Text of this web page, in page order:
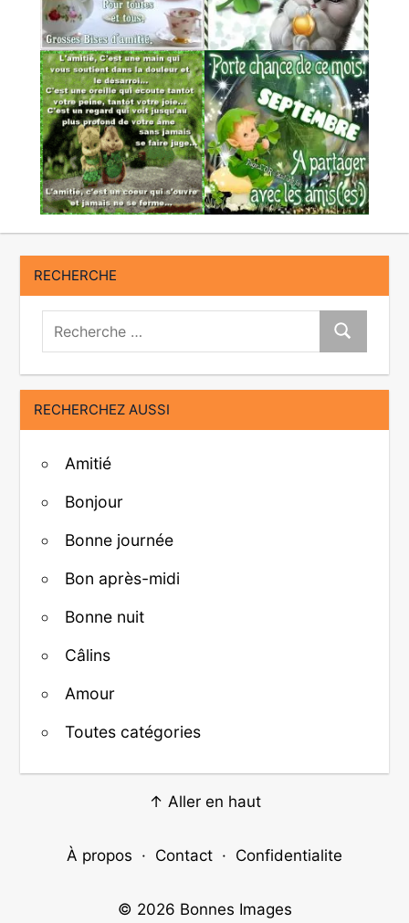
RECHERCHE
Recherche:
Recherche
RECHERCHEZ AUSSI
Amitié
Bonjour
Bonne journée
Bon après-midi
Bonne nuit
Câlins
Amour
Toutes catégories
↑ Aller en haut
À propos · Contact · Confidentialite
© 2026 Bonnes Images